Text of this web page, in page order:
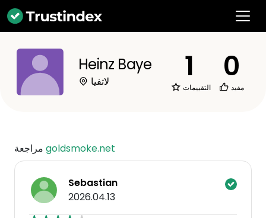
Heinz Baye
لاتفيا 1
التقييمات
0
مفيد
goldsmoke.net
Sebastian
2026.04.13